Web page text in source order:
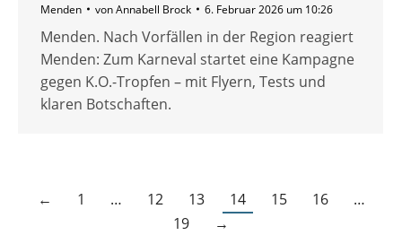
Menden vonAnnabell Brock 6. Februar 2026 um 10:26
Menden. Nach Vorfällen in der Region reagiert
Menden: Zum Karneval startet eine Kampagne
gegen K.O.-Tropfen – mit Flyern, Tests und
klaren Botschaften.
← 1 … 12 13 14 15 16
…
19
→